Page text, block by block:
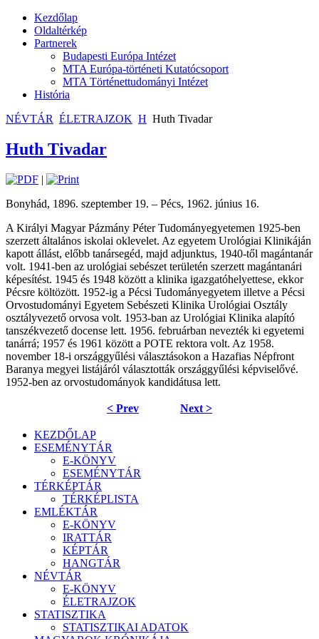
Kezdőlap
Oldaltérkép
Partnerek
Budapesti Európa Intézet
MTA Európa-történeti Kutatócsoport
MTA Történettudományi Intézet
História
NÉVTÁR ÉLETRAJZOK H Huth Tivadar
Huth Tivadar
|
Bonyhád, 1896. szeptember 19. – Pécs, 1962. június 16.
A Királyi Magyar Pázmány Péter Tudományegyetemen 1925-ben
szerzett általános iskolai oklevelet. Az egyetem Urológiai Klinikáján
kapott állást, előbb tanársegéd, majd adjunktus, 1940-től magántanár
volt. 1941-ben az urológiai sebészet területén szerzett magántanári
képesítést. 1945 és 1948 között a klinika igazgatóhelyettese, ekkor
Pécsre költözött. 1952-ig a Pécsi Tudományegyetem illetve a Pécsi
Orvostudományi Egyetem Sebészeti Klinika Urológiai Osztály
osztályvezető orvosa volt. 1953-ban az Urológiai Klinika alapító
tanszékvezető docense lett. 1956. februárban nevezték ki egyetemi
tanárrá; 1957 és 1961 között a POTE rektora volt. Az 1958.
november 18-i országgyűlési választásokon a Hazafias Népfront
Baranya megyei listájáról választották országgyűlési képviselővé.
1952-ben az orvostudományok kandidátusa lett.
< Prev Next >
KEZDŐLAP
ESEMÉNYTÁR
E-KÖNYV
ESEMÉNYTÁR
TÉRKÉPTÁR
TÉRKÉPLISTA
EMLÉKTÁR
E-KÖNYV
IRATTÁR
KÉPTÁR
HANGTÁR
NÉVTÁR
E-KÖNYV
ÉLETRAJZOK
STATISZTIKA
STATISZTIKAI ADATOK